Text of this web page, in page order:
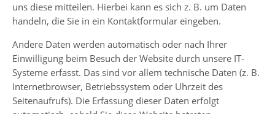
uns diese mitteilen. Hierbei kann es sich z. B. um Daten
handeln, die Sie in ein Kontaktformular eingeben.
Andere Daten werden automatisch oder nach Ihrer
Einwilligung beim Besuch der Website durch unsere IT-
Systeme erfasst. Das sind vor allem technische Daten (z. B.
Internetbrowser, Betriebssystem oder Uhrzeit des
Seitenaufrufs). Die Erfassung dieser Daten erfolgt